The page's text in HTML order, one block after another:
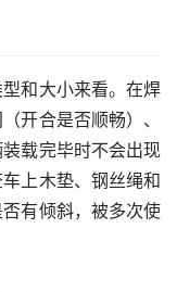
和大小来看。在焊
开合是否顺畅）、
载完毕时不会出现
上木垫、钢丝绳和
有倾斜，被多次使